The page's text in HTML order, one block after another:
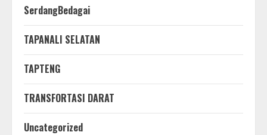
SerdangBedagai
TAPANALI SELATAN
TAPTENG
TRANSFORTASI DARAT
Uncategorized